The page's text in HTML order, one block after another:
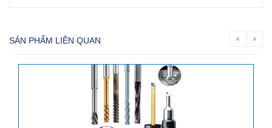
SẢN PHẨM LIÊN QUAN